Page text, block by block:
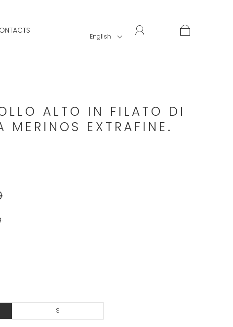
English
ALTO IN FILATO DI
MERINOS EXTRAFINE.
S